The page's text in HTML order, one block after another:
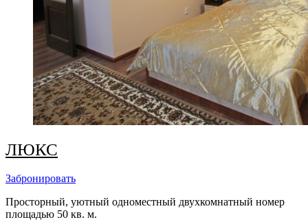
ЛЮКС
Забронировать
Просторный, уютный одноместный двухкомнатный номер
площадью 50 кв. м.